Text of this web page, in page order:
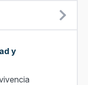
y